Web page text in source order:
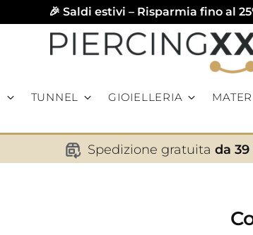
🎉 Saldi estivi – Risparmia fino al
TUNNEL GIOIELLERIA
Spedizione gratuita da